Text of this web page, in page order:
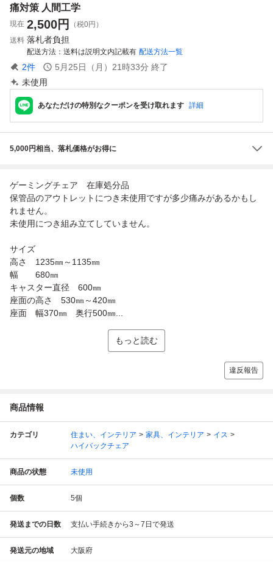
痛対策 人間工学
現在 2,500円
（税0円）
送料 落札者負担
配送方法 送料は説明文内記載有 配送方法一覧
2件 5月25日（月）21時33分 終了
未使用
あなただけの特別なクーポンを受け取れます 詳細
5,000円相当、落札価格がお得に
ゲーミングチェア 在庫処分品
保管品のアウトレットにつき未使用ですが多少痛みがあるかもし
れません。
未使用につき組み立てしていません。
サイズ
高さ 1235㎜～1135㎜
幅 680㎜
キャスター直径 600㎜
座面の高さ 530㎜～420㎜
座面 幅370㎜ 奥行500㎜...
もっと読む
違反報告
商品情報
カテゴリ 住まい、インテリア 家具、インテリア
イス
ハイバックチェア
商品の状態 未使用
個数 5個
発送までの日数 支払い手続きから3～7日で発送
発送元の地域 大阪府